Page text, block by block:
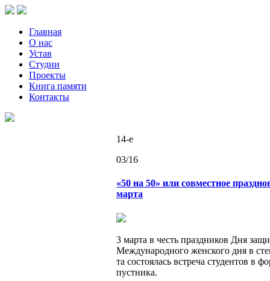
Главная
О нас
Устав
Студии
Проекты
Книга памяти
Контакты
14-e
03/16
«50 на 50» или совместное
марта
3 марта в честь празд­ни­ков Дня
Меж­ду­на­род­но­го жен­ско­го дня в
та со­сто­я­лась встре­ча сту­ден­тов в
пуст­ни­ка.